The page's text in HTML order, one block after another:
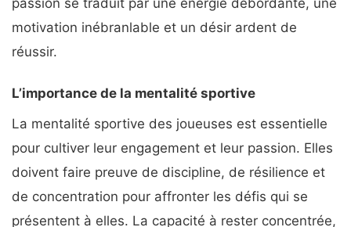
passion se traduit par une énergie débordante, une
motivation inébranlable et un désir ardent de
réussir.
L’importance de la mentalité sportive
La mentalité sportive des joueuses est essentielle
pour cultiver leur engagement et leur passion. Elles
doivent faire preuve de discipline, de résilience et
de concentration pour affronter les défis qui se
présentent à elles. La capacité à rester concentrée,